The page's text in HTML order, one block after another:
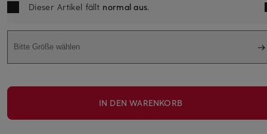
Dieser Artikel fällt normal aus.
Bitte Größe wählen
IN DEN WARENKORB